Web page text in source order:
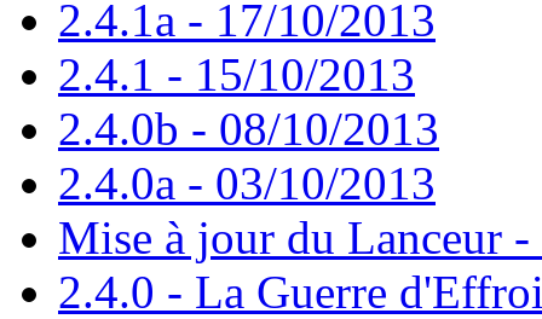
2.4.1a - 17/10/2013
2.4.1 - 15/10/2013
2.4.0b - 08/10/2013
2.4.0a - 03/10/2013
Mise à jour du Lanceur
2.4.0 - La Guerre